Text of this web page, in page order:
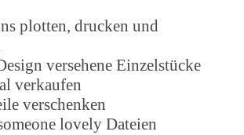
plotten, drucken und
versehene Einzelstücke
verkaufen
verschenken
lovely Dateien